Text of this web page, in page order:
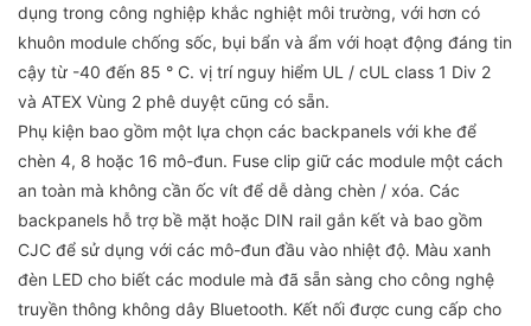
dụng trong công nghiệp khắc nghiệt môi trường, với hơn có
khuôn module chống sốc, bụi bẩn và ẩm với hoạt động đáng tin
cậy từ -40 đến 85 ° C. vị trí nguy hiểm UL / cUL class 1 Div 2
và ATEX Vùng 2 phê duyệt cũng có sẵn.
Phụ kiện bao gồm một lựa chọn các backpanels với khe để
chèn 4, 8 hoặc 16 mô-đun. Fuse clip giữ các module một cách
an toàn mà không cần ốc vít để dễ dàng chèn / xóa. Các
backpanels hỗ trợ bề mặt hoặc DIN rail gắn kết và bao gồm
CJC để sử dụng với các mô-đun đầu vào nhiệt độ. Màu xanh
đèn LED cho biết các module mà đã sẵn sàng cho công nghệ
truyền thông không dây Bluetooth. Kết nối được cung cấp cho